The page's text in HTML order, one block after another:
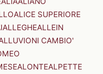
ALICE SUPERIORE
ALLEGHEALLEIN
CAMBIO'
ALONTEALPETTE